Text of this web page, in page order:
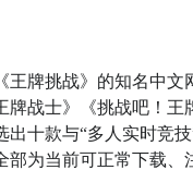
牌挑战》的知名中
战士》《挑战吧！
十款与“多人实时竞
为当前可正常下载